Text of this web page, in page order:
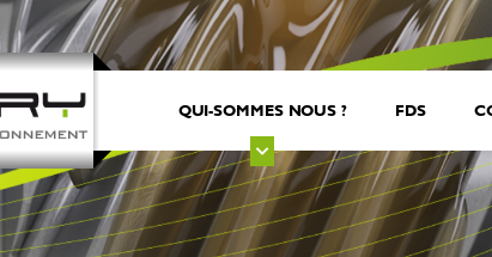
QUI-SOMMES NOUS ? FDS